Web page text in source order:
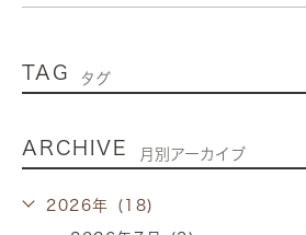
TAG タグ
ARCHIVE 月別アーカイブ
2026年 (18)